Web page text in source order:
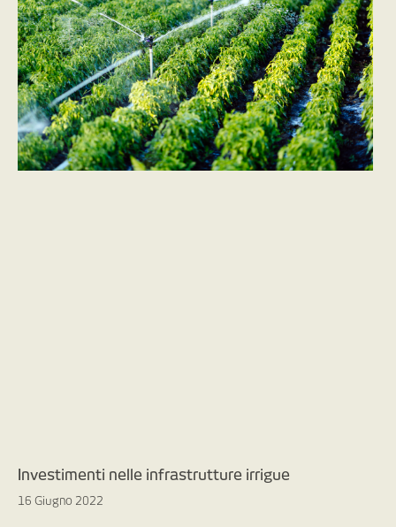
Investimenti nelle infrastrutture irrigue
16 Giugno 2022